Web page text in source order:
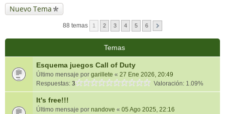
Nuevo Tema
88 temas 1 2 3 4 5 6
Temas
Esquema juegos Call of Duty
Último mensaje por garillete « 27 Ene 2026, 20:49
Respuestas: 3 Valoración: 1.09%
It's free!!!
Último mensaje por nandove « 05 Ago 2025, 22:16